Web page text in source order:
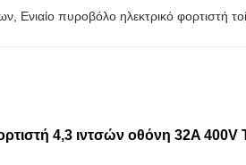
Ενιαίο πυροβόλο ηλεκτρικό φορτιστή
4,3 ιντσών οθόνη 32A